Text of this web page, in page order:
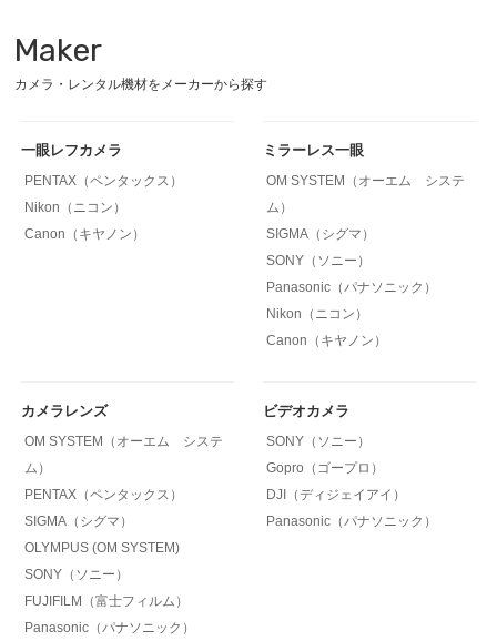
Maker
カメラ・レンタル機材をメーカーから探す
一眼レフカメラ
PENTAX（ペンタックス）
Nikon（ニコン）
Canon（キヤノン）
ミラーレス一眼
OM SYSTEM（オーエム システ
ム）
SIGMA（シグマ）
SONY（ソニー）
Panasonic（パナソニック）
Nikon（ニコン）
Canon（キヤノン）
カメラレンズ
OM SYSTEM（オーエム システ
ム）
PENTAX（ペンタックス）
SIGMA（シグマ）
OLYMPUS (OM SYSTEM)
SONY（ソニー）
FUJIFILM（富士フィルム）
Panasonic（パナソニック）
ビデオカメラ
SONY（ソニー）
Gopro（ゴープロ）
DJI（ディジェイアイ）
Panasonic（パナソニック）